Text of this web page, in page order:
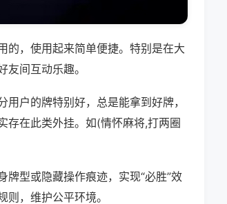
的，使用起来简单便捷。特别是在大
间互动乐趣。
户的牌特别好，总是能拿到好牌，
存在此类外挂。如(情怀麻将,打两圈
型或隐藏操作痕迹，实现“必胜”效
，维护公平环境。